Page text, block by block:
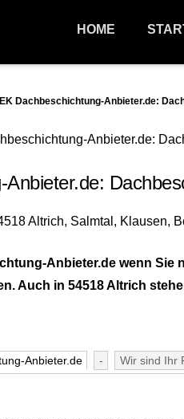
HOME
Dachbeschichtung-Anbieter.de:
Anbieter.de wenn
Auch in 54518 Altrich
Anbieter.de - Wir sind Ihr